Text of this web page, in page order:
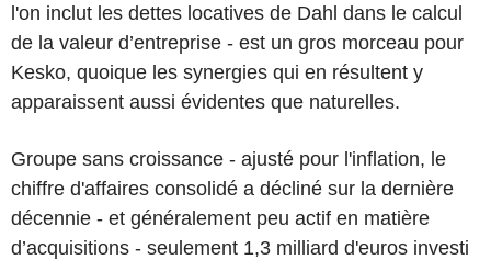
l'on inclut les dettes locatives de Dahl dans le calcul
de la valeur d’entreprise - est un gros morceau pour
Kesko, quoique les synergies qui en résultent y
apparaissent aussi évidentes que naturelles.
Groupe sans croissance - ajusté pour l'inflation, le
chiffre d'affaires consolidé a décliné sur la dernière
décennie - et généralement peu actif en matière
d’acquisitions - seulement 1,3 milliard d'euros investi